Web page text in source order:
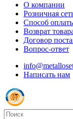
О компании
Розничная
Способ
Возврат
Договор
Вопрос-ответ
Написать нам